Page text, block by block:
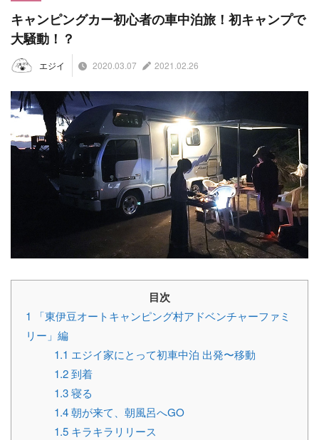
キャンピングカー初心者の車中泊旅！初キャンプで
大騒動！？
エジイ 2020.03.07 2021.02.26
目次
1 「東伊豆オートキャンピング村アドベンチャーファミ
リー」編
1.1 エジイ家にとって初車中泊 出発〜移動
1.2到着
1.3寝る
1.4朝が来て、朝風呂へGO
1.5 キラキラリリース